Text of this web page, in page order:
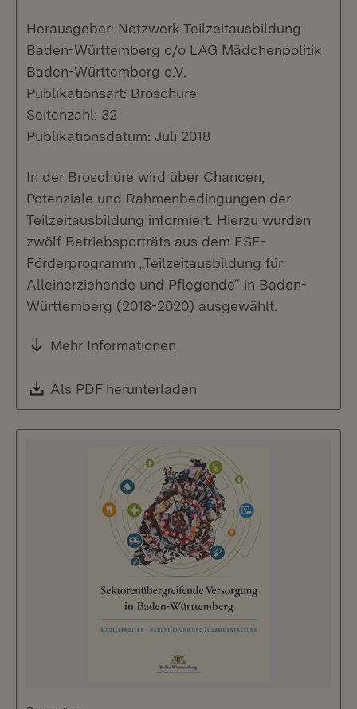
Herausgeber: Netzwerk Teilzeitausbildung
Baden-Württemberg c/o LAG Mädchenpolitik
Baden-Württemberg e.V.
Publikationsart: Broschüre
Seitenzahl: 32
Publikationsdatum: Juli 2018
In der Broschüre wird über Chancen,
Potenziale und Rahmenbedingungen der
Teilzeitausbildung informiert. Hierzu wurden
zwölf Betriebsporträts aus dem ESF-
Förderprogramm „Teilzeitausbildung für
Alleinerziehende und Pflegende“ in Baden-
Württemberg (2018-2020) ausgewählt.
Mehr Informationen
Download:
Als PDF herunterladen